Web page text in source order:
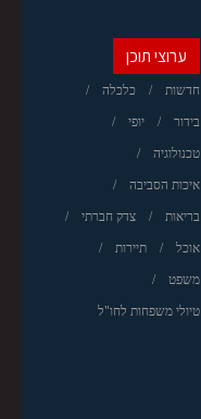
ערוצי תוכן
חדשות כלכלה
בידור יופי
טכנולוגיה
איכות הסביבה
בריאות צדק חברתי
אוכל תיירות
משפט
טיולי משפחות לחו"ל